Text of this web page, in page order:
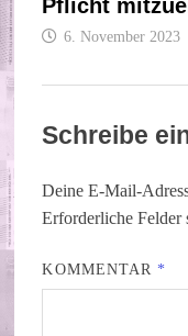
Pflicht
6. November 2023
Schreibe
Deine E-Mail-
Erforderliche Felder
KOMMENTAR *